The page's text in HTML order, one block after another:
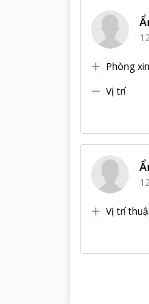
Phòng
Vị trí
Vị trí